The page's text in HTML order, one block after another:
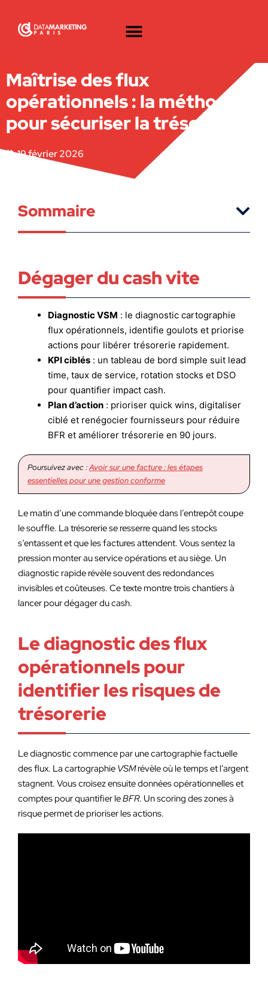
Maîtrise des flux
opérationnels : la méthode
pour sécuriser la trésorerie ?
19 février 2026
Sommaire
Dégager du cash vite
Diagnostic VSM : le diagnostic cartographie
flux opérationnels, identifie goulots et priorise
actions pour libérer trésorerie rapidement.
KPI ciblés : un tableau de bord simple suit lead
time, taux de service, rotation stocks et DSO
pour quantifier impact cash.
Plan d’action : prioriser quick wins, digitaliser
ciblé et renégocier fournisseurs pour réduire
BFR et améliorer trésorerie en 90 jours.
Poursuivez avec :Avoir sur une facture : les étapes
essentielles pour une gestion conforme
Le matin d’une commande bloquée dans l’entrepôt coupe
le souffle. La trésorerie se resserre quand les stocks
s’entassent et que les factures attendent. Vous sentez la
pression monter au service opérations et au siège. Un
diagnostic rapide révèle souvent des redondances
invisibles et coûteuses. Ce texte montre trois chantiers à
lancer pour dégager du cash.
Le diagnostic des flux
opérationnels pour
identifier les risques de
trésorerie
Le diagnostic commence par une cartographie factuelle
des flux. La cartographie VSMrévèle où le temps et l’argent
stagnent. Vous croisez ensuite données opérationnelles et
comptes pour quantifier leBFR. Un scoring des zones à
risque permet de prioriser les actions.